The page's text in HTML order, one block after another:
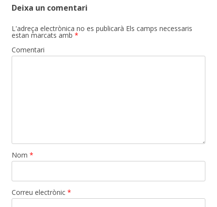
Deixa un comentari
L'adreça electrònica no es publicarà Els camps necessaris
estan marcats amb *
Comentari
Nom *
Correu electrònic *